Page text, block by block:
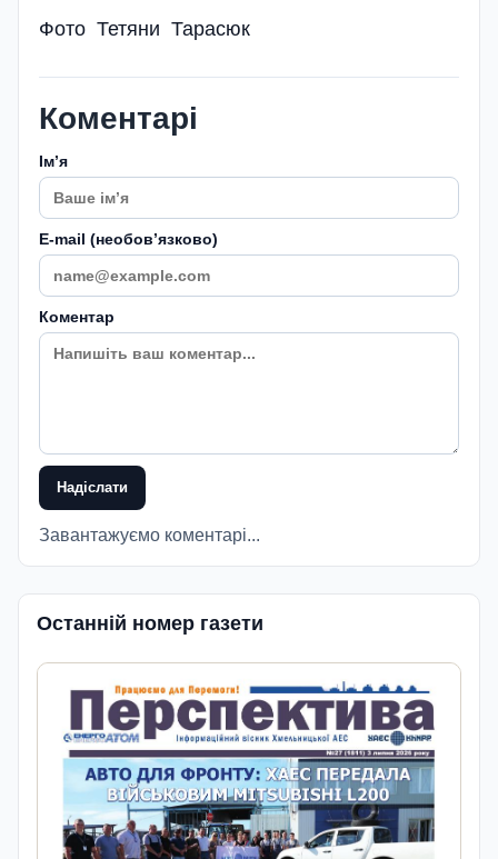
Фото Тетяни Тарасюк
Коментарі
Імʼя
E-mail (необовʼязково)
Коментар
Надіслати
Завантажуємо коментарі...
Останній номер газети